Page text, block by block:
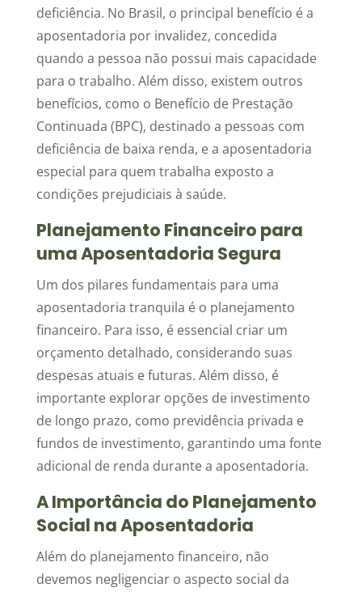
deficiência. No Brasil, o principal benefício é a
aposentadoria por invalidez, concedida
quando a pessoa não possui mais capacidade
para o trabalho. Além disso, existem outros
benefícios, como o Benefício de Prestação
Continuada (BPC), destinado a pessoas com
deficiência de baixa renda, e a aposentadoria
especial para quem trabalha exposto a
condições prejudiciais à saúde.
Planejamento Financeiro para
uma Aposentadoria Segura
Um dos pilares fundamentais para uma
aposentadoria tranquila é o planejamento
financeiro. Para isso, é essencial criar um
orçamento detalhado, considerando suas
despesas atuais e futuras. Além disso, é
importante explorar opções de investimento
de longo prazo, como previdência privada e
fundos de investimento, garantindo uma fonte
adicional de renda durante a aposentadoria.
A Importância do Planejamento
Social na Aposentadoria
Além do planejamento financeiro, não
devemos negligenciar o aspecto social da